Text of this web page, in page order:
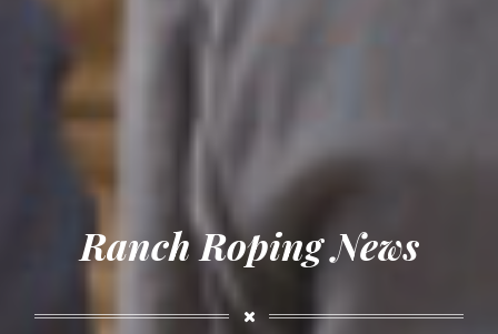
Ranch Roping News